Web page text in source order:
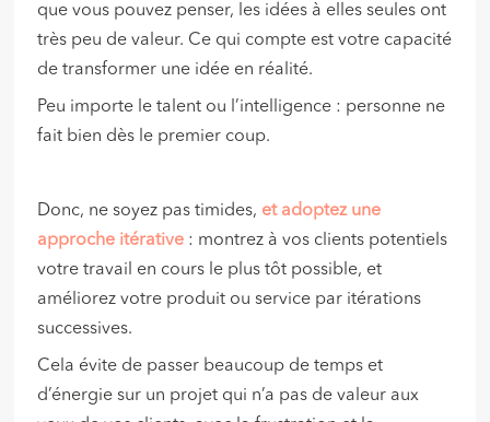
que vous pouvez penser, les idées à elles seules ont
très peu de valeur. Ce qui compte est votre capacité
de transformer une idée en réalité.
Peu importe le talent ou l’intelligence : personne ne
fait bien dès le premier coup.
Donc, ne soyez pas timides, et adoptez une
approche itérative : montrez à vos clients potentiels
votre travail en cours le plus tôt possible, et
améliorez votre produit ou service par itérations
successives.
Cela évite de passer beaucoup de temps et
d’énergie sur un projet qui n’a pas de valeur aux